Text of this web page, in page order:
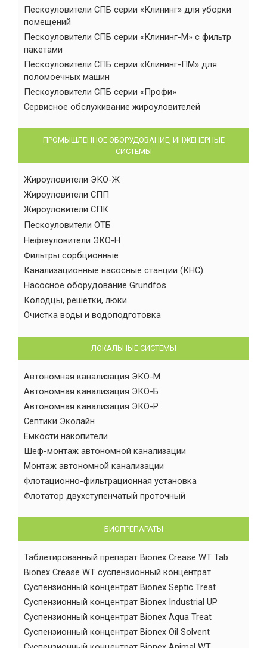
Пескоуловители СПБ серии «Клининг» для уборки
помещений
Пескоуловители СПБ серии «Клининг-М» с фильтр
пакетами
Пескоуловители СПБ серии «Клининг-ПМ» для
поломоечных машин
Пескоуловители СПБ серии «Профи»
Сервисное обслуживание жироуловителей
ПРОМЫШЛЕННОЕ ОБОРУДОВАНИЕ, ИНЖЕНЕРНЫЕ
СИСТЕМЫ
Жироуловители ЭКО-Ж
Жироуловители СПП
Жироуловители СПК
Пескоуловители ОТБ
Нефтеуловители ЭКО-Н
Фильтры сорбционные
Канализационные насосные станции (КНС)
Насосное оборудование Grundfos
Колодцы, решетки, люки
Очистка воды и водоподготовка
ЛОКАЛЬНЫЕ СИСТЕМЫ
Автономная канализация ЭКО-М
Автономная канализация ЭКО-Б
Автономная канализация ЭКО-Р
Септики Эколайн
Емкости накопители
Шеф-монтаж автономной канализации
Монтаж автономной канализации
Флотационно-фильтрационная установка
Флотатор двухступенчатый проточный
БИОПРЕПАРАТЫ
Таблетированный препарат Bionex Crease WT Tab
Bionex Crease WT суспензионный концентрат
Суспензионный концентрат Bionex Septic Treat
Суспензионный концентрат Bionex Industrial UP
Суспензионный концентрат Bionex Aqua Treat
Суспензионный концентрат Bionex Oil Solvent